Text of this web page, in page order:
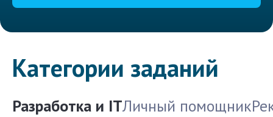
Категории заданий
Разработка и ITЛичный помощник